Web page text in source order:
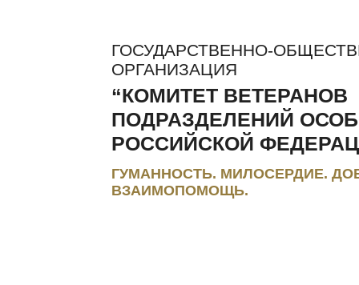
ГОСУДАРСТВЕННО-
ОРГАНИЗАЦИЯ
“КОМИТЕТ ВЕТЕРАНОВ
ПОДРАЗДЕЛЕНИЙ
РОССИЙСКОЙ
ГУМАННОСТЬ. МИЛОСЕРДИЕ.
ВЗАИМОПОМОЩЬ.